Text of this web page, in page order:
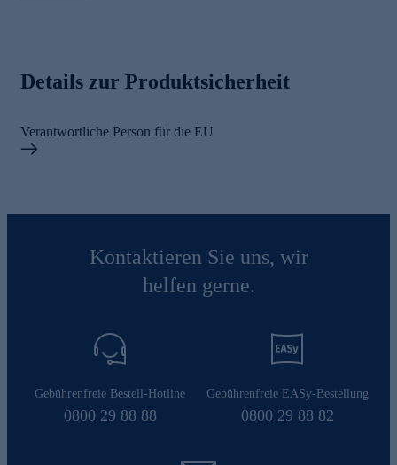
Details zur Produktsicherheit
Verantwortliche Person für die EU
Kontaktieren Sie uns, wir
helfen gerne.
Gebührenfreie Bestell-Hotline
0800 29 88 88
Gebührenfreie EASy-Bestellung
0800 29 88 82